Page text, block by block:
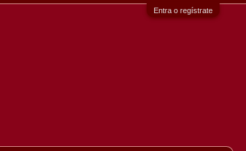
Entra o regístrate